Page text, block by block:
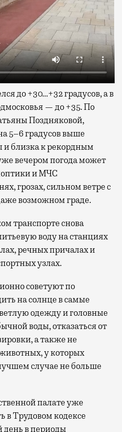
до +30…+32 градусов, а в
— до +35. По
Поздняковой,
5–6 градусов выше
близка к рекордным
вечером погода может
и МЧС
грозах, сильном ветре с
возможном граде.
транспорте снова
воду на станциях
речных причалах и
узлах.
советуют по
на солнце в самые
одежду и головные
воды, отказаться от
а также не
у которых
случае не больше
палате уже
в Трудовом кодексе
в периоды